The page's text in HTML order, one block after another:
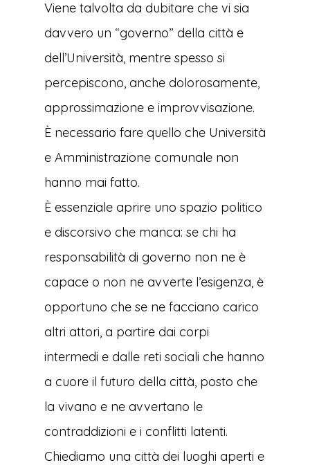
Viene talvolta da dubitare che vi sia
davvero un “governo” della città e
dell’Università, mentre spesso si
percepiscono, anche dolorosamente,
approssimazione e improvvisazione.
È necessario fare quello che Università
e Amministrazione comunale non
hanno mai fatto.
È essenziale aprire uno spazio politico
e discorsivo che manca: se chi ha
responsabilità di governo non ne è
capace o non ne avverte l’esigenza, è
opportuno che se ne facciano carico
altri attori, a partire dai corpi
intermedi e dalle reti sociali che hanno
a cuore il futuro della città, posto che
la vivano e ne avvertano le
contraddizioni e i conflitti latenti.
Chiediamo una città dei luoghi aperti e